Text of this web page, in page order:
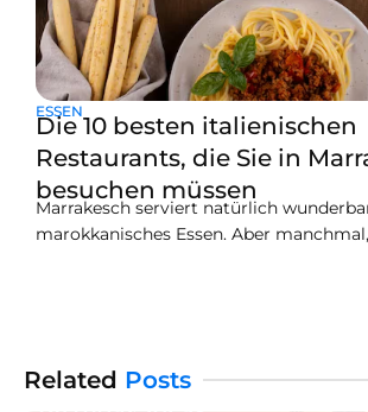
ESSEN
Die 10 besten italienischen
Restaurants, die Sie in
besuchen müssen
Marrakesch serviert natürlich
marokkanisches Essen. Aber
gelesen und die besten Informationen
Related Posts